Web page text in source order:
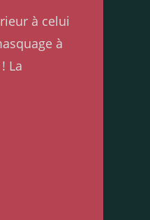
à celui
à
La